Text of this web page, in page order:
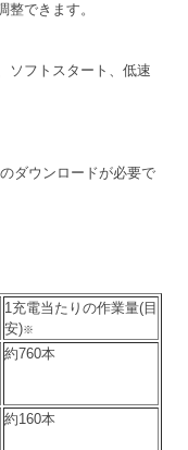
できます。
ソフトスタート、低速
ダウンロードが必要で
1充電当たりの作業量(目
安)※
約760本
約160本